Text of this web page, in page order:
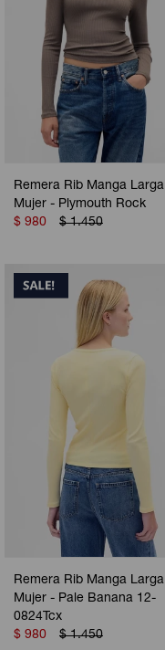
Remera Rib Manga Larga
Mujer - Plymouth Rock
$ 980 $ 1.450
Remera Rib Manga Larga
Mujer - Pale Banana 12-
0824Tcx
$ 980 $ 1.450